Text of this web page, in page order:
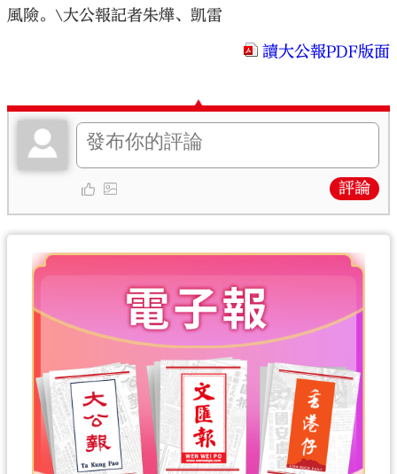
風險。\大公報記者朱燁、凱雷
讀大公報PDF版面
評論